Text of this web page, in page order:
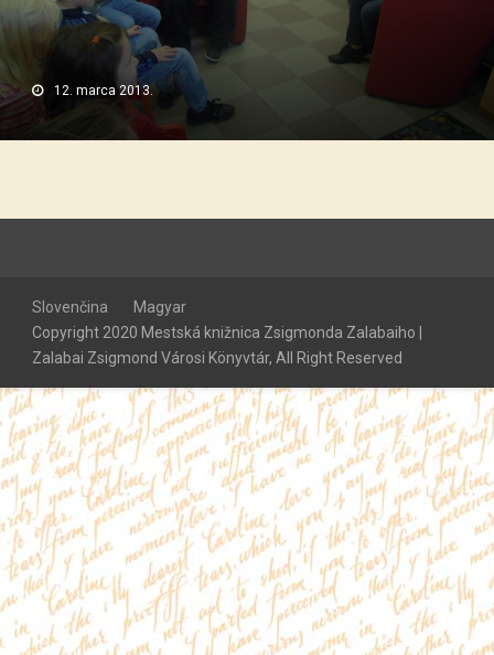
12. marca 2013.
Slovenčina
Magyar
Copyright 2020 Mestská knižnica Zsigmonda Zalabaiho |
Zalabai Zsigmond Városi Könyvtár, All Right Reserved